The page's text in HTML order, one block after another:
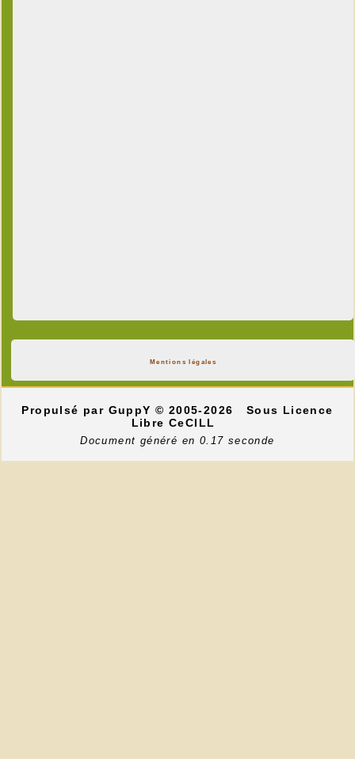
Mentions légales
Propulsé par GuppY© 2005-2026
Sous Licence
Libre CeCILL
Document généré en 0.17 seconde